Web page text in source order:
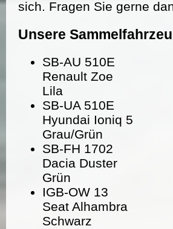
sich. Fragen Sie gerne
Unsere
SB-AU 510E
Renault Zoe
Lila
SB-UA 510E
Hyundai Ioniq 5
Grau/Grün
SB-FH 1702
Dacia Duster
Grün
IGB-OW 13
Seat Alhambra
Schwarz